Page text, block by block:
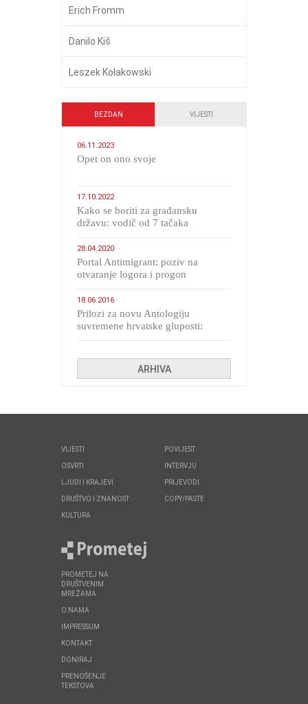
Erich Fromm
Danilo Kiš
Leszek Kołakowski
BEZDAN VIJESTI
06.11.2023
​Opet on ono svoje
17.10.2022
Kako se boriti za građansku
državu: vodič od 7 tačaka
28.04.2020
Portal Antimigrant: poziv na
otvaranje logora i progon
18.06.2016
Prilozi za novu Antologiju
suvremene hrvatske gluposti:
ARHIVA
VIJESTI
OSVRTI
LJUDI I KRAJEVI
DRUŠTVO I ZNANOST
KULTURA
POVIJEST
INTERVJU
PRIJEVODI
COPY/PASTE
PROMETEJ NA
DRUŠTVENIM
MREŽAMA
O NAMA
IMPRESSUM
KONTAKT
DONIRAJ
PRENOŠENJE
TEKSTOVA